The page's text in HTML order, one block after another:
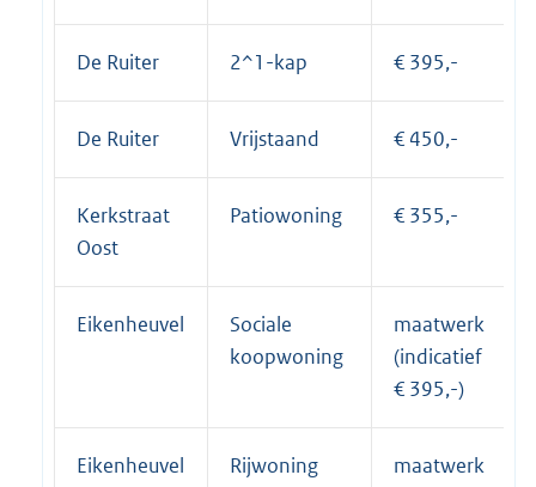
De Ruiter 2^1-kap € 395,-
De Ruiter Vrijstaand € 450,-
Kerkstraat
Oost
Patiowoning € 355,-
Eikenheuvel
Sociale
koopwoning
maatwerk
(indicatief
€ 395,-)
Eikenheuvel Rijwoning
maatwerk